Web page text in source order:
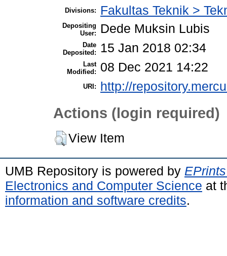
Divisions: Fakultas Teknik >
Depositing
User:
Dede Muksin Lubis
Date
Deposited:
15 Jan 2018 02:34
Last
Modified:
08 Dec 2021 14:22
URI: http://
Actions (login required)
View Item
UMB Repository is powered by
Electronics and Computer Science at
information and software credits.